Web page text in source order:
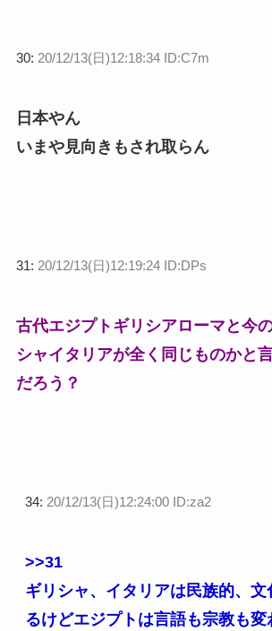
30: 20/12/13(日)12:18:34 ID:C7m
日本やん
いまや見向きもされ取らん
31: 20/12/13(日)12:19:24 ID:DPs
古代エジプトギリシアローマと今
シャイタリアが全く同じものかと
だろう？
34: 20/12/13(日)12:24:00 ID:za2
>>31
ギリシャ、イタリアは民族的、文
るけどエジプトは言語も宗教も